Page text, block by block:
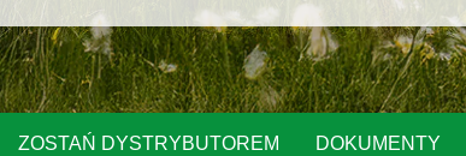
ZOSTAŃ DYSTRYBUTOREM DOKUMENTY